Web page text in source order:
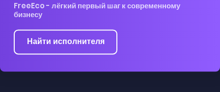
FreeEco - лёгкий первый шаг к современному
бизнесу
Найти исполнителя